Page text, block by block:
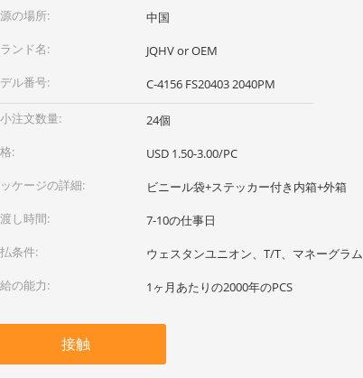
の場所:
中国
ンド名:
JQHV or OEM
ル番号:
C-4156 FS20403 2040PM
注文数量:
24個
:
USD 1.50-3.00/PC
ケージの詳細:
ビニール袋+ステッカー付き内箱+外箱
し時間:
7-10の仕事日
条件:
ウェスタンユニオン、T/T、マネーグラム
の能力:
1ヶ月あたりの2000年のPCS
接触